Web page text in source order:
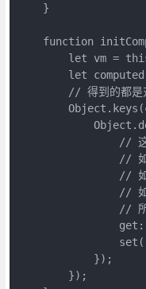
    }
function
let vm =
let
// 得到的都是
//
//
// 如
//
//
            });
        });